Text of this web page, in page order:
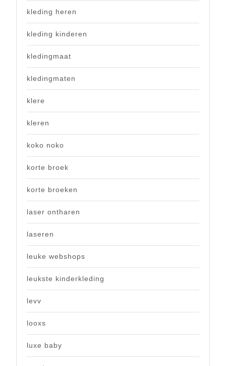
kleding heren
kleding kinderen
kledingmaat
kledingmaten
klere
kleren
koko noko
korte broek
korte broeken
laser ontharen
laseren
leuke webshops
leukste kinderkleding
levv
looxs
luxe baby